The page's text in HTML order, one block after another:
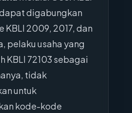
digabungkan
KBLI 2009, 2017, dan
pelaku usaha yang
KBLI 72103 sebagai
tidak
untuk
kode-kode